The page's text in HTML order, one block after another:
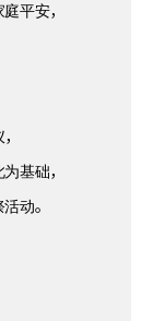
平安，
基础，
动。